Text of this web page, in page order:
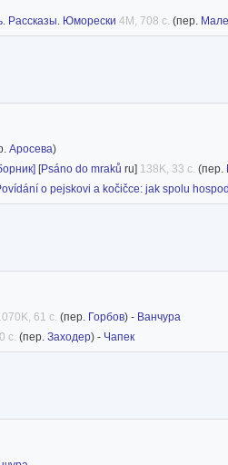
Рассказы. Юморески 4M, 708 с. (пер.
Аросева)
[Psáno do mraků ru] 138K, 33 с. (пер.
o pejskovi a kočičce: jak spolu
61 с. (пер. Горбов) - Ванчура
с. (пер. Заходер) - Чапек